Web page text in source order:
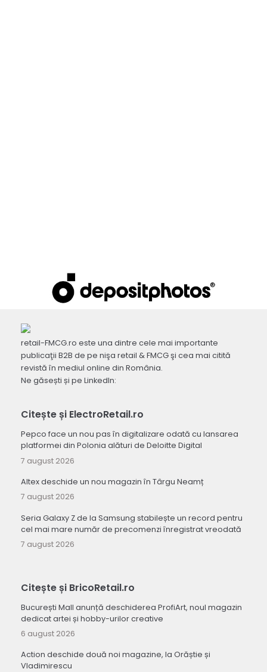
retail-FMCG.ro este una dintre cele mai importante
publicaţii B2B de pe nişa retail & FMCG şi cea mai citită
revistă în mediul online din România.
Ne găsești și pe LinkedIn:
Citește și ElectroRetail.ro
Pepco face un nou pas în digitalizare odată cu lansarea
platformei din Polonia alături de Deloitte Digital
7 august 2026
Altex deschide un nou magazin în Târgu Neamț
7 august 2026
Seria Galaxy Z de la Samsung stabilește un record pentru
cel mai mare număr de precomenzi înregistrat vreodată
7 august 2026
Citește și BricoRetail.ro
București Mall anunță deschiderea ProfiArt, noul magazin
dedicat artei și hobby-urilor creative
6 august 2026
Action deschide două noi magazine, la Orăștie și
Vladimirescu